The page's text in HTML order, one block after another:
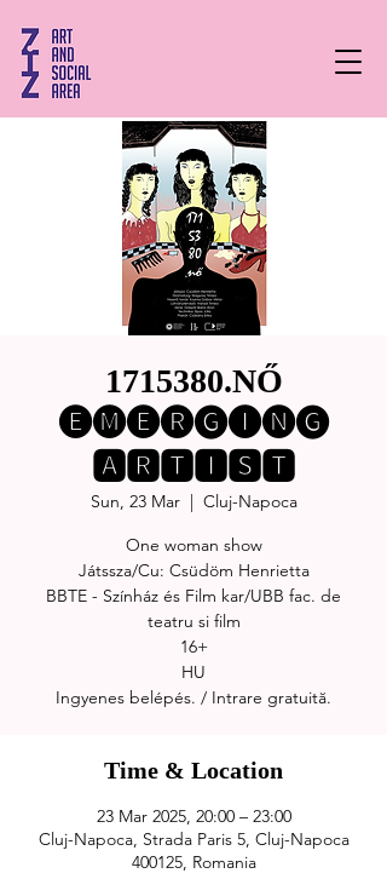
1715380.NŐ
🅔🅜🅔🅡🅖🅘🅝🅖
🅰🆁🆃🅸🆂🆃
Sun, 23 Mar
  |
Cluj-Napoca
One woman show
Játssza/Cu: Csüdöm Henrietta
BBTE - Színház és Film kar/UBB fac. de
teatru si film
16+
HU
Time & Location
23 Mar 2025, 20:00 – 23:00
Cluj-Napoca, Strada Paris 5, Cluj-Napoca
400125, Romania